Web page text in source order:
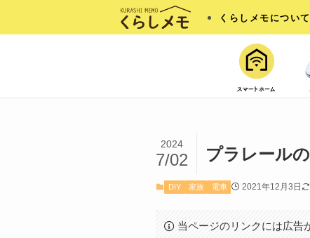
くらしメモについて
プラレール
2024
7/02
DIY 家族 電車 2021年12月3日
当ページのリンクには広告